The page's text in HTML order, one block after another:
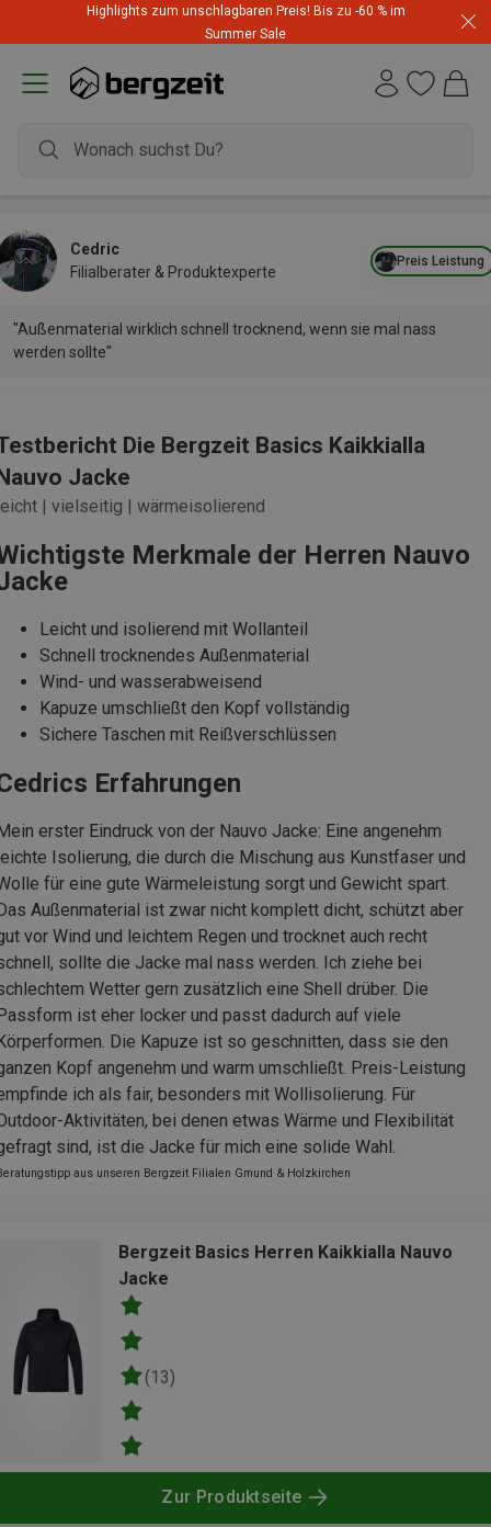
Highlights zum unschlagbaren Preis! Bis zu -60 % im
Summer Sale
Preis Leistung
Cedric
Filialberater & Produktexperte
"Außenmaterial wirklich schnell trocknend, wenn sie mal nass
werden sollte"
Die Bergzeit Basics Kaikkialla
Jacke
| vielseitig | wärmeisolierend
Merkmale der Herren Nauvo
Leicht und isolierend mit Wollanteil
Schnell trocknendes Außenmaterial
Wind- und wasserabweisend
Kapuze umschließt den Kopf vollständig
Sichere Taschen mit Reißverschlüssen
Erfahrungen
erster Eindruck von der Nauvo Jacke: Eine angenehm
Isolierung, die durch die Mischung aus Kunstfaser und
für eine gute Wärmeleistung sorgt und Gewicht spart.
Außenmaterial ist zwar nicht komplett dicht, schützt aber
vor Wind und leichtem Regen und trocknet auch recht
sollte die Jacke mal nass werden. Ich ziehe bei
Wetter gern zusätzlich eine Shell drüber. Die
ist eher locker und passt dadurch auf viele
Die Kapuze ist so geschnitten, dass sie den
Kopf angenehm und warm umschließt. Preis-Leistung
ich als fair, besonders mit Wollisolierung. Für
Aktivitäten, bei denen etwas Wärme und Flexibilität
sind, ist die Jacke für mich eine solide Wahl.
aus unseren Bergzeit Filialen Gmund & Holzkirchen
Bergzeit Basics Herren Kaikkialla Nauvo
Jacke
(13)
Zur Produktseite